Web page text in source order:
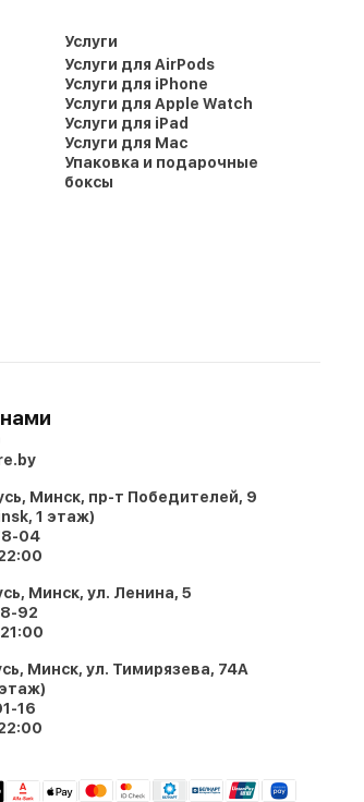
Услуги
Услуги для AirPods
Услуги для iPhone
Услуги для Apple Watch
Услуги для iPad
Услуги для Mac
Упаковка и подарочные
боксы
Минск, пр-т Победителей, 9
1 этаж)
04
Минск, ул. Ленина, 5
92
Минск, ул. Тимирязева, 74A
16